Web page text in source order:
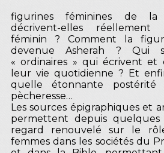
figurines féminines de la
décrivent-elles réellement
féminin ? Comment la
devenue Asherah ? Qui
« ordinaires » qui écrivent et
leur vie quotidienne ? Et
quelle étonnante
pècheresse…
Les sources épigraphiques et
permettent depuis quelques
regard renouvelé sur le
femmes dans les sociétés du